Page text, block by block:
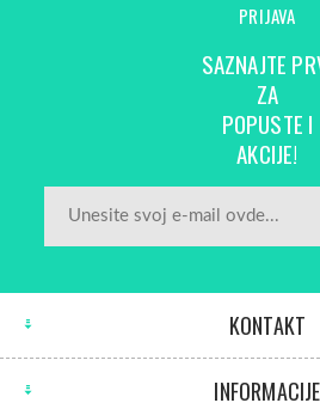
PRIJAVA
SAZNAJTE
ZA
POPUSTE I
AKCIJE!
KONTAKT
INFORMACIJE